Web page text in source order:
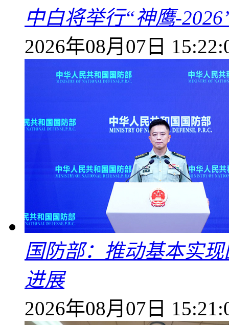
中白将举行“神鹰-
2026年08月07日
国防部：推动基本实
进展
2026年08月07日